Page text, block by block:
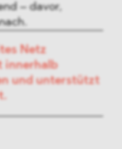
– davor,
Netz
innerhalb
und unterstützt